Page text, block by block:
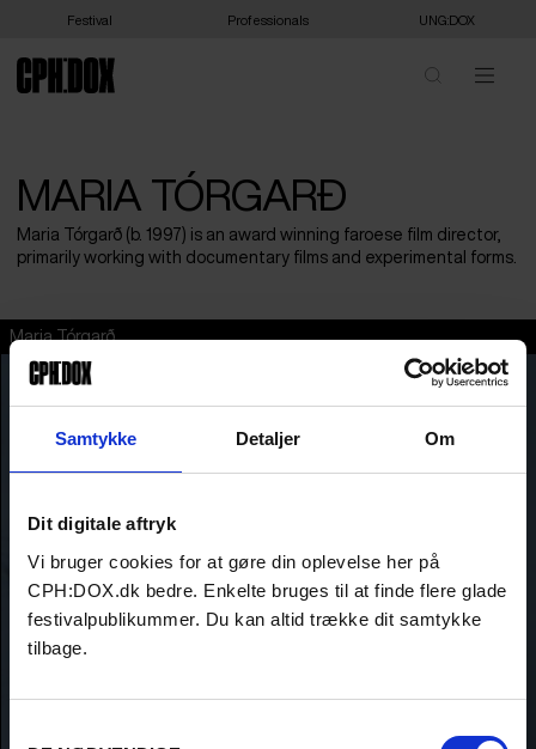
Samtykke Detaljer Om
Dit digitale aftryk
Vi bruger cookies for at gøre din oplevelse her på
CPH:DOX.dk bedre. Enkelte bruges til at finde flere glade
festivalpublikummer. Du kan altid trække dit samtykke
tilbage.
Festival Professionals UNG:DOX
MARIA TÓRGARÐ
Maria Tórgarð (b. 1997) is an award winning faroese film director,
primarily working with documentary films and experimental forms.
Maria Tórgarð